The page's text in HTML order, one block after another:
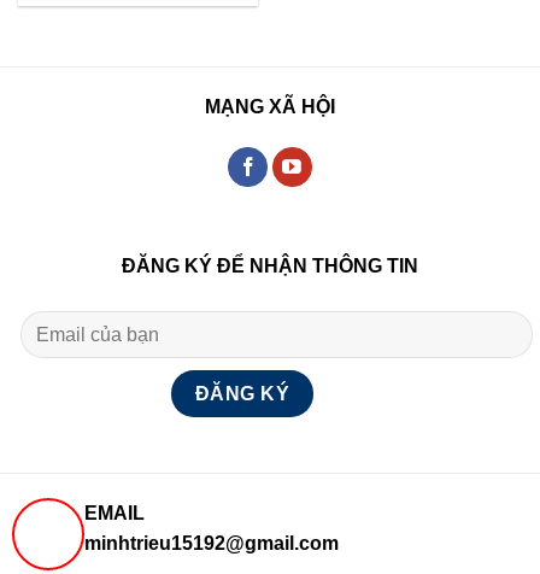
MẠNG XÃ HỘI
ĐĂNG KÝ ĐỂ NHẬN THÔNG TIN
EMAIL
minhtrieu15192@gmail.com